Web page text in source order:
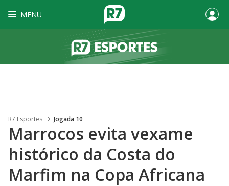
MENU
R7 Esportes Jogada 10
Marrocos evita vexame
histórico da Costa do
Marfim na Copa Africana